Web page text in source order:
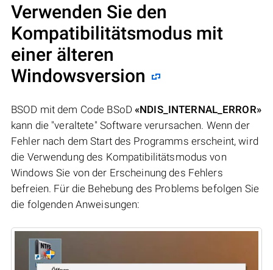
Verwenden Sie den
Kompatibilitätsmodus mit
einer älteren
Windowsversion
BSOD mit dem Code BSoD«NDIS_INTERNAL_ERROR»
kann die "veraltete" Software verursachen. Wenn der
Fehler nach dem Start des Programms erscheint, wird
die Verwendung des Kompatibilitätsmodus von
Windows Sie von der Erscheinung des Fehlers
befreien. Für die Behebung des Problems befolgen Sie
die folgenden Anweisungen: